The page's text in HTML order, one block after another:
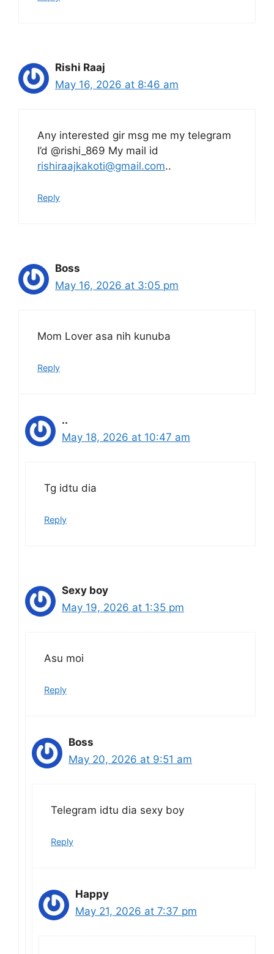
Rishi Raaj
May 16, 2026 at 8:46 am
Any interested gir msg me my telegram
I’d @rishi_869 My mail id
rishiraajkakoti@gmail.com..
Reply
Boss
May 16, 2026 at 3:05 pm
Mom Lover asa nih kunuba
Reply
..
May 18, 2026 at 10:47 am
Tg idtu dia
Reply
Sexy boy
May 19, 2026 at 1:35 pm
Asu moi
Reply
Boss
May 20, 2026 at 9:51 am
Telegram idtu dia sexy boy
Reply
Happy
May 21, 2026 at 7:37 pm